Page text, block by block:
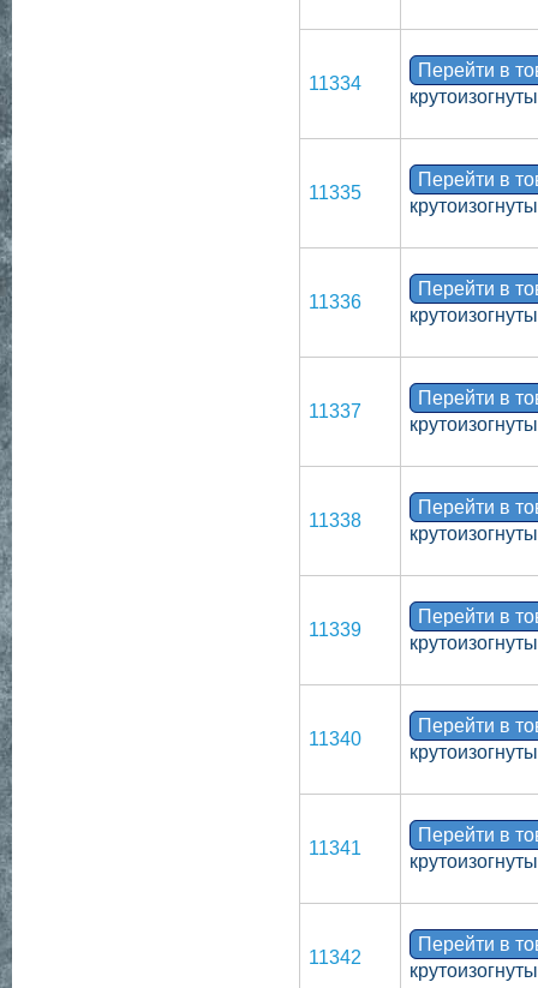
11334
Перейти в
11335
Перейти в
11336
Перейти в
11337
Перейти в
11338
Перейти в
11339
Перейти в
11340
Перейти в
11341
Перейти в
11342
Перейти в